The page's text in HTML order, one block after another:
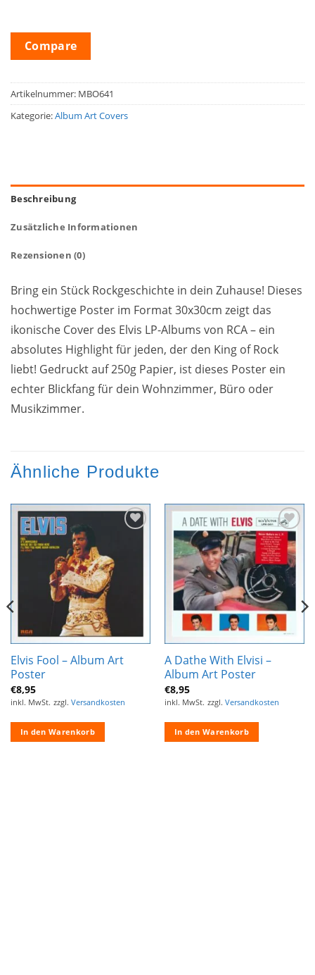
Compare
Artikelnummer: MBO641
Kategorie:Album Art Covers
Beschreibung
Zusätzliche Informationen
Rezensionen (0)
Bring ein Stück Rockgeschichte in dein Zuhause! Dieses
hochwertige Poster im Format 30x30cm zeigt das
ikonische Cover des Elvis LP-Albums von RCA – ein
absolutes Highlight für jeden, der den King of Rock
liebt! Gedruckt auf 250g Papier, ist dieses Poster ein
echter Blickfang für dein Wohnzimmer, Büro oder
Musikzimmer.
Ähnliche Produkte
Wunschliste
hinzufügen
Elvis Fool – Album Art
Poster
€8,95
inkl. MwSt. zzgl. Versandkosten
In den Warenkorb
Zur
Wunschliste
hinzufügen
A Dathe With Elvisi –
Album Art Poster
€8,95
inkl. MwSt. zzgl. Versandkosten
In den Warenkorb